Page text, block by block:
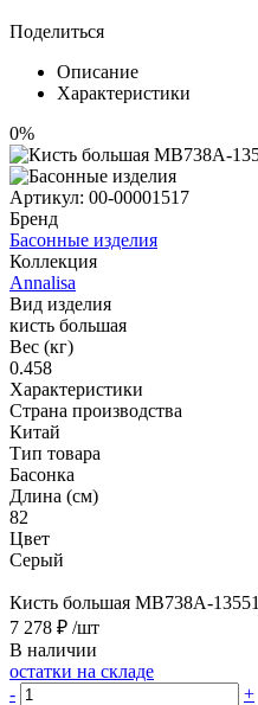
Поделиться
Описание
Характеристики
0%
Артикул: 00-00001517
Бренд
Басонные изделия
Коллекция
Annalisa
Вид изделия
кисть большая
Вес (кг)
0.458
Характеристики
Страна производства
Китай
Тип товара
Басонка
Длина (см)
82
Цвет
Серый
Кисть большая MB738A-13551
7 278 ₽ /шт
В наличии
остатки на складе
-
+